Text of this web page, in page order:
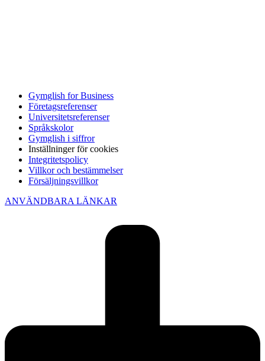
Gymglish for Business
Företagsreferenser
Universitetsreferenser
Språkskolor
Gymglish i siffror
Inställninger för cookies
Integritetspolicy
Villkor och bestämmelser
Försäljningsvillkor
ANVÄNDBARA LÄNKAR